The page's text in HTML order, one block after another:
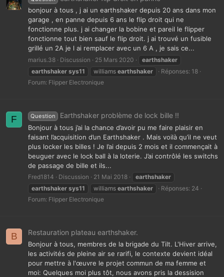
bonjour à tous , j ai un earthshaker depuis 20 ans dans mon
garage , en panne depuis 6 ans le flip droit qui ne
fonctionne plus. j ai changer la bobine et pareil le flipper
fonctionne tout bien sauf le flip droit. j ai trouvé un fusible
grillé un 2A je l ai remplacer avec un 6 A , je sais ce...
marius.38 Discussion 25 Mars 2020
earthshaker
earthshaker sys11 williams earthshaker
Réponses: 18
Forum: Flipper Electronique
F Question Earthshaker problème de lock bille !!
Bonjour à tous j’ai la chance d’avoir pu me faire plaisir en
faisant l’acquisition d’un Earthshaker . Mais voilà qu’il ne veut
plus locker les billes ! Je l’ai depuis 2 mois et il commençait à
beuguer avec le lock ball à la loterie. J’ai contrôlé les switchs
de passage de bille et ils...
Fred1814 Discussion 21 Mai 2018
earthshaker
earthshaker sys11 williams earthshaker
Réponses: 24
Forum: Flipper Electronique
B Restauration plateau earthshaker.
Bonjour à tous, membres de la brigade du Tilt. L'Hiver arrive,
les activités de pleine air se rarifi, le contexte devient idéal
pour mettre à l'œuvre le projet commun de ma femme et
moi: Quelques moi plus tôt, nous avons pris la dessision